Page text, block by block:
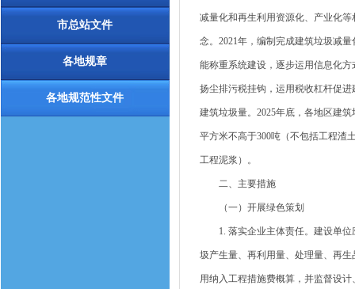
市总站文件
各地规章
各地规范性文件
减量化和再生利用资源化、产业化
念。2021年，编制完成建筑垃圾减
能称重系统建设，逐步运用信息化
扬尘排污税挂钩，运用税收杠杆促
建筑垃圾量。2025年底，各地区建
平方米不高于300吨（不包括工程渣
工程泥浆）。
二、主要措施
（一）开展绿色策划
1. 落实企业主体责任。建设单位
圾产生量、再利用量、处理量、再
用纳入工程措施费概算，并监督设